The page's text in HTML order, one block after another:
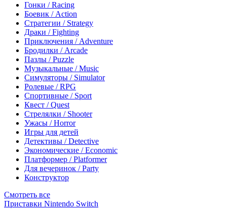
Гонки / Racing
Боевик / Action
Стратегии / Strategy
Драки / Fighting
Приключения / Adventure
Бродилки / Arcade
Пазлы / Puzzle
Музыкальные / Music
Симуляторы / Simulator
Ролевые / RPG
Спортивные / Sport
Квест / Quest
Стрелялки / Shooter
Ужасы / Horror
Игры для детей
Детективы / Detective
Экономические / Economic
Платформер / Platformer
Для вечеринок / Party
Конструктор
Смотреть все
Приставки Nintendo Switch